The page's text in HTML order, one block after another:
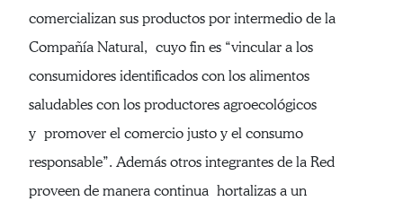
comercializan sus productos por intermedio de la
Compañía Natural, cuyo fin es “vincular a los
consumidores identificados con los alimentos
saludables con los productores agroecológicos
y promover el comercio justo y el consumo
responsable”. Además otros integrantes de la Red
proveen de manera continua hortalizas a un